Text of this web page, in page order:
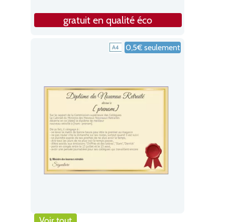
gratuit en qualité éco
0,5€ seulement